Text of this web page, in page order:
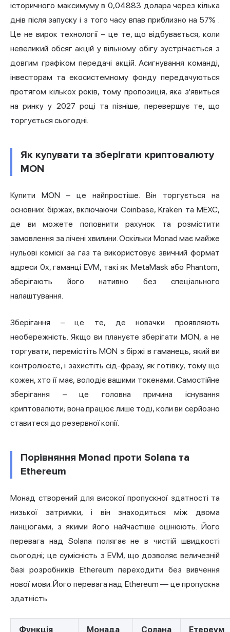
історичного максимуму в 0,04883 долара через кілька
днів після запуску і з того часу впав приблизно на 57% .
Це не вирок технології – це те, що відбувається, коли
невеликий обсяг акцій у вільному обігу зустрічається з
довгим графіком передачі акцій. Асигнування команді,
інвесторам та екосистемному фонду передачуються
протягом кількох років, тому пропозиція, яка з'явиться
на ринку у 2027 році та пізніше, перевершує те, що
торгується сьогодні.
Як купувати та зберігати криптовалюту
MON
Купити MON – це найпростіше. Він торгується на
основних біржах, включаючи Coinbase, Kraken та MEXC,
де ви можете поповнити рахунок та розмістити
замовлення за лічені хвилини. Оскільки Monad має майже
нульові комісії за газ та використовує звичний формат
адреси 0x, гаманці EVM, такі як MetaMask або Phantom,
зберігають його нативно без спеціального
налаштування.
Зберігання – це те, де новачки проявляють
необережність. Якщо ви плануєте зберігати MON, а не
торгувати, перемістіть MON з біржі в гаманець, який ви
контролюєте, і захистіть сід-фразу, як готівку, тому що
кожен, хто її має, володіє вашими токенами. Самостійне
зберігання – це головна причина існування
криптовалюти; вона працює лише тоді, коли ви серйозно
ставитеся до резервної копії.
Порівняння Monad проти Solana та
Ethereum
Монад створений для високої пропускної здатності та
низької затримки, і він знаходиться між двома
ланцюгами, з якими його найчастіше оцінюють. Його
перевага над Solana полягає не в чистій швидкості
сьогодні; це сумісність з EVM, що дозволяє величезній
базі розробників Ethereum переходити без вивчення
нової мови. Його перевага над Ethereum — це пропускна
здатність.
Функція Монада Солана Етереум